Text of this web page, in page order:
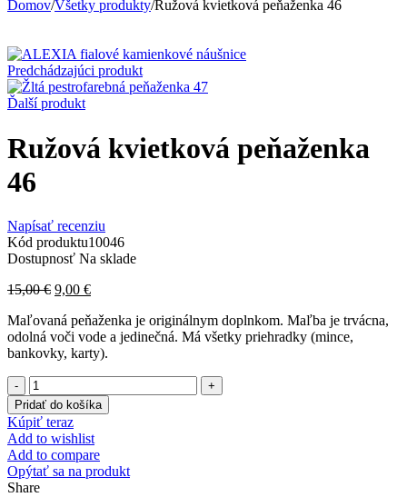
Domov/Všetky produkty/Ružová kvietková peňaženka 46
Predchádzajúci produkt
Ďalší produkt
Ružová kvietková peňaženka
46
Napísať recenziu
Kód produktu10046
Dostupnosť Na sklade
15,00€ 9,00 €
Maľovaná peňaženka je originálnym doplnkom. Maľba je trvácna,
odolná voči vode a jedinečná. Má všetky priehradky (mince,
bankovky, karty).
Pridať do košíka
Kúpiť teraz
Add to wishlist
Add to compare
Opýtať sa na produkt
Share